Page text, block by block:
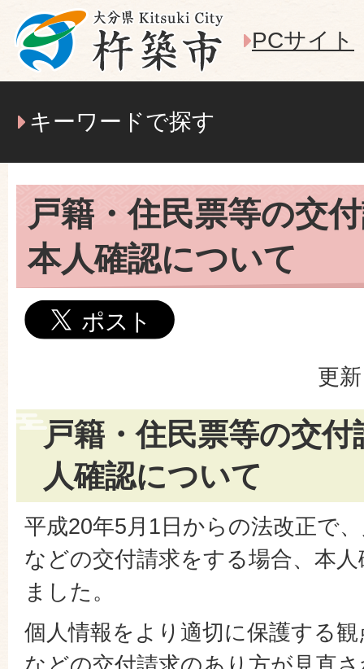
PCサイト
キーワードで探す
戸籍・住民票等の交
本人確認について
更
戸籍・住民票等の交
人確認について
平成20年5月1日からの法改正で
などの交付請求をする場合、本
ました。
個人情報をより適切に保護する